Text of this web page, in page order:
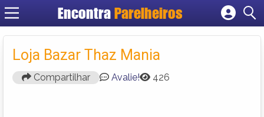
Encontra Parelheiros
Cadastrar empresa
Criar conta
Loja Bazar Thaz Mania
Compartilhar Avalie! 426